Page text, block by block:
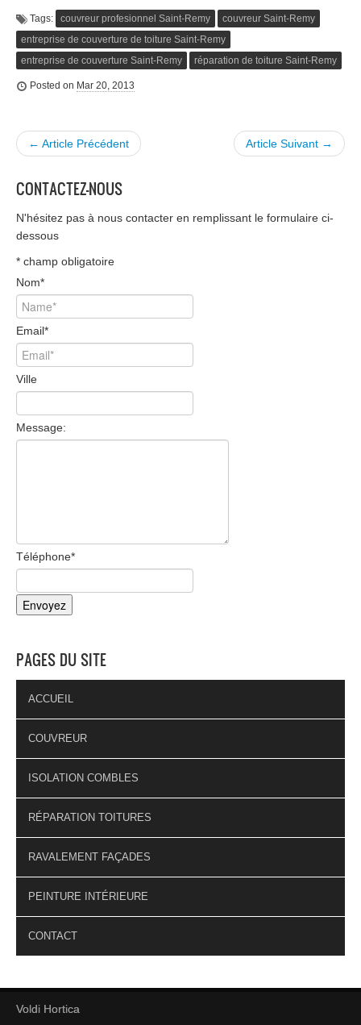
Tags: couvreur profesionnel Saint-Remy
couvreur Saint-Remy
entreprise de couverture de toiture Saint-Remy
entreprise de couverture Saint-Remy
réparation de toiture Saint-Remy
Posted on Mar 20, 2013
← Article Précédent Article Suivant →
CONTACTEZ-NOUS
N'hésitez pas à nous contacter en remplissant le formulaire ci-
dessous
* champ obligatoire
Nom*
Email*
Ville
Message:
Téléphone*
PAGES DU SITE
ACCUEIL
COUVREUR
ISOLATION COMBLES
RÉPARATION TOITURES
RAVALEMENT FAÇADES
PEINTURE INTÉRIEURE
CONTACT
Voldi Hortica